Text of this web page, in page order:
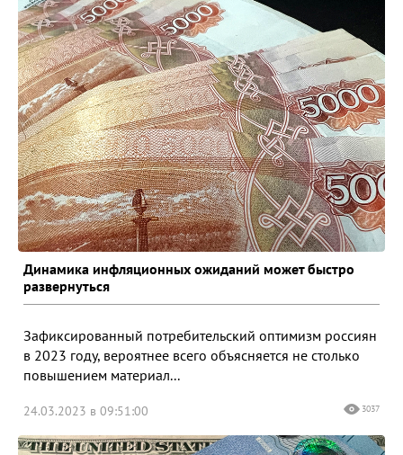
Динамика инфляционных ожиданий может быстро
развернуться
Зафиксированный потребительский оптимизм россиян
в 2023 году, вероятнее всего объясняется не столько
повышением материал...
24.03.2023 в 09:51:00 3037